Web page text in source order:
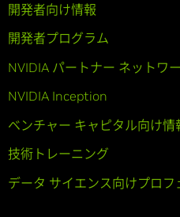
開発者向け情報
開発者プログラム
NVIDIA パートナー ネットワ
NVIDIA Inception
ベンチャー キャピタル向け情
技術トレーニング
データ サイエンス向けプロ